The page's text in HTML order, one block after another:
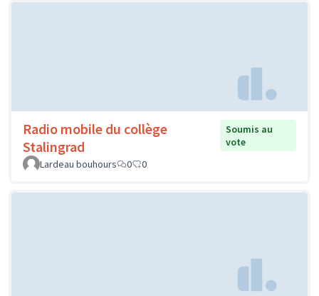
Radio mobile du collège
Stalingrad
Soumis au
vote
Lardeau bouhours
0 0